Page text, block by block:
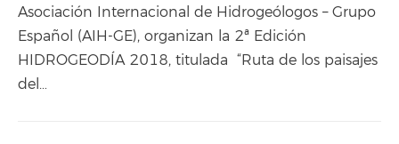
Asociación Internacional de Hidrogeólogos – Grupo
Español (AIH‐GE), organizan la 2ª Edición
HIDROGEODÍA 2018, titulada “Ruta de los paisajes
del…